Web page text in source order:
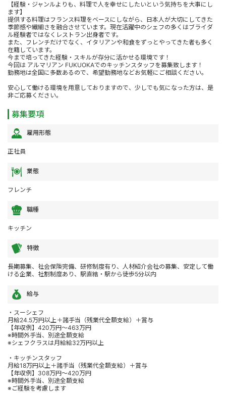
【経験・ジャンルよりも、料理で人を幸せにしたいという気持ちを大事にし
ます】
提供する料理はフランス料理をベースにしながら、日本人が大切にしてきた
季節感や繊細さを融合させています。現在活躍中のシェフの多くはブライダ
ル経験者ではなくレストラン出身者です。
また、フレンチだけでなく、イタリアンや和食をずっとやってきた者も多く
在籍しています。
今まで培ってきた経験・スキルが存分に活かせる環境です！
今回は アルマリアン FUKUOKAでのキッチンスタッフを募集致します！
勤務地は全国に多数あるので、希望勤務地などお気軽にご相談ください。
安心して働ける環境を用意しておりますので、少しでも気になった方は、是
非ご応募ください。
募集要項
雇用形態
正社員
業態
フレンチ
職種
キッチン
特徴
長期募集、社会保険完備、研修制度有り、人材紹介会社の募集、安定して働
ける企業、社割制度あり、駅直結・駅から徒歩5分以内
給与
・スーシェフ
月給24.5万円以上＋諸手当（残業代全額支給）＋賞与
【年収例】420万円～463万円
※時間外手当、別途全額支給
※シェフクラスは月給給32万円以上
・キッチンスタッフ
月給18万円以上＋諸手当（残業代全額支給）＋賞与
【年収例】308万円～420万円
※時間外手当、別途全額支給
※ご経験を考慮します